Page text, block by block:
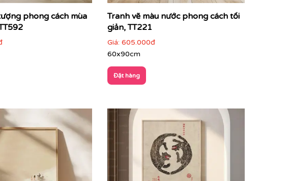
phong cách mùa
Tranh vẽ màu nước phong cách tối
giản, TT221
Giá: 605.000đ
60x90cm
Đặt hàng